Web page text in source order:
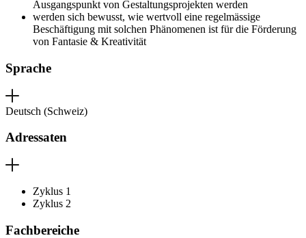
Ausgangspunkt von Gestaltungsprojekten werden
werden sich bewusst, wie wertvoll eine regelmässige
Beschäftigung mit solchen Phänomenen ist für die Förderung
von Fantasie & Kreativität
Sprache
Deutsch (Schweiz)
Adressaten
Zyklus 1
Zyklus 2
Fachbereiche